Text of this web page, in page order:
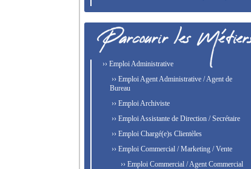
›› Emploi Administrative
›› Emploi Agent Administrative / Agent de
Bureau
›› Emploi Archiviste
›› Emploi Assistante de Direction / Secrétaire
›› Emploi Chargé(e)s Clientèles
›› Emploi Commercial / Marketing / Vente
›› Emploi Commercial / Agent Commercial